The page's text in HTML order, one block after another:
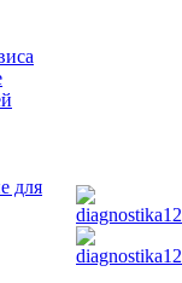
для